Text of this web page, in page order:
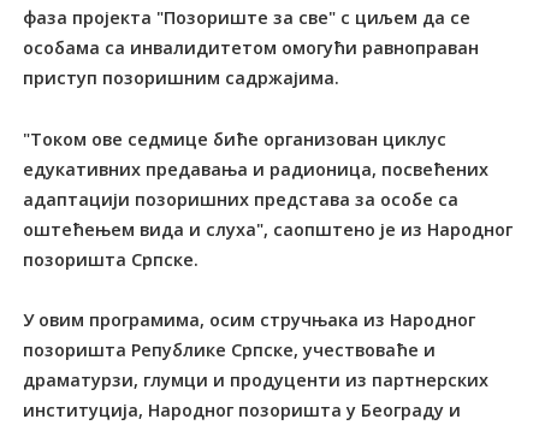
фаза пројекта "Позориште за све" с циљем да се
особама са инвалидитетом омогући равноправан
приступ позоришним садржајима.
"Током ове седмице биће организован циклус
едукативних предавања и радионица, посвећених
адаптацији позоришних представа за особе са
оштећењем вида и слуха", саопштено је из Народног
позоришта Српске.
У овим програмима, осим стручњака из Народног
позоришта Републике Српске, учествоваће и
драматурзи, глумци и продуценти из партнерских
институција, Народног позоришта у Београду и